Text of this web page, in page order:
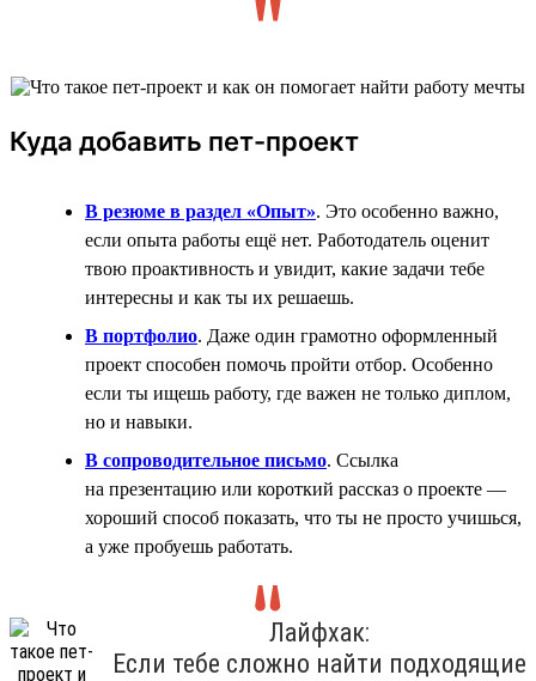
Куда добавить пет-проект
В резюме в раздел «Опыт». Это особенно важно,
если опыта работы ещё нет. Работодатель оценит
твою проактивность и увидит, какие задачи тебе
интересны и как ты их решаешь.
В портфолио. Даже один грамотно оформленный
проект способен помочь пройти отбор. Особенно
если ты ищешь работу, где важен не только диплом,
но и навыки.
В сопроводительное письмо. Ссылка
на презентацию или короткий рассказ о проекте —
хороший способ показать, что ты не просто учишься,
а уже пробуешь работать.
Лайфхак:
Если тебе сложно найти подходящие